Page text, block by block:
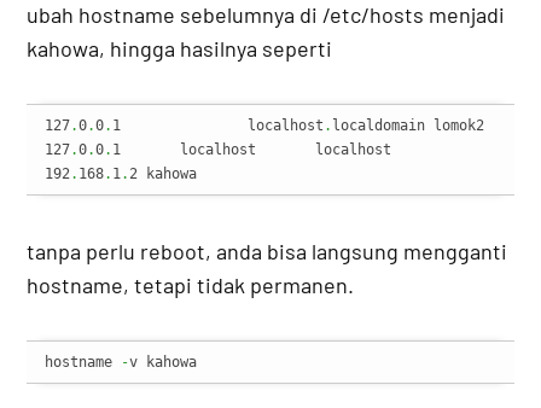
ubah hostname sebelumnya di /etc/hosts menjadi
kahowa, hingga hasilnya seperti
127.0.0. 1		localhost . localdomain lomok2
127.0.0. 1	localhost	localhost
192. 168. 1. 2 kahowa
tanpa perlu reboot, anda bisa langsung mengganti
hostname, tetapi tidak permanen.
hostname -v kahowa